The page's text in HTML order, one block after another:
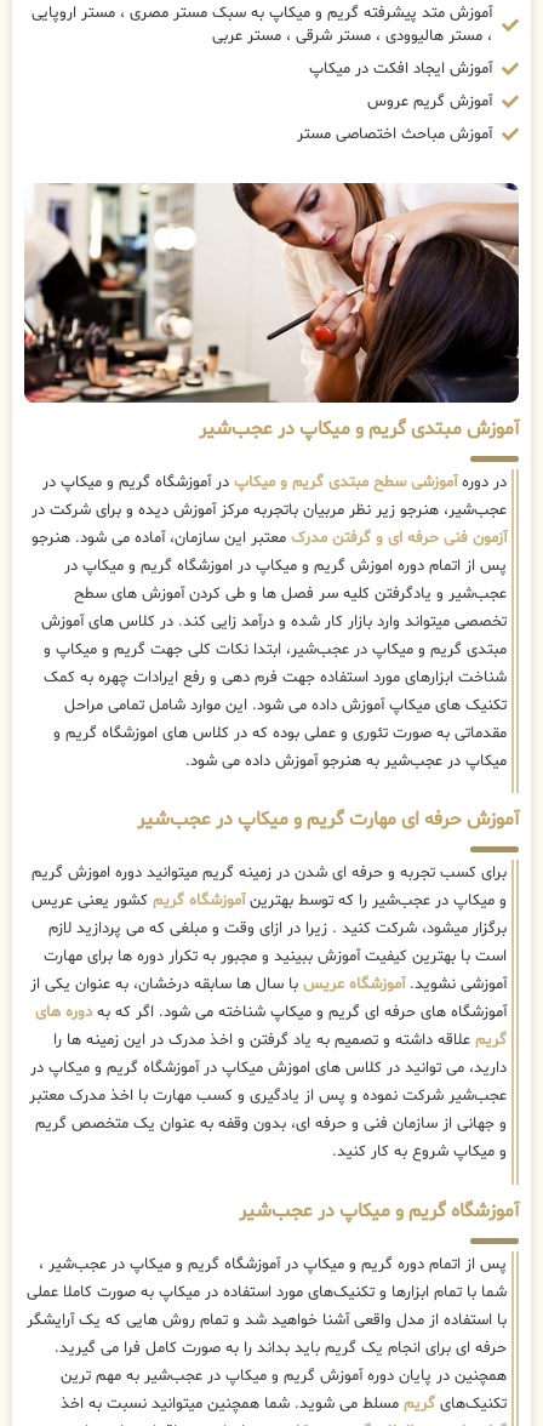
آموزش متد پیشرفته گریم و میکاپ به سبک مستر مصری ، مستر اروپایی
، مستر هالیوودی ، مستر شرقی ، مستر عربی
آموزش ایجاد افکت در میکاپ
آموزش گریم عروس
آموزش مباحث اختصاصی مستر
آموزش مبتدی گریم و میکاپ در عجب‌شیر
در دورهآموزشی سطح مبتدی گریم و میکاپ در آموزشگاه گریم و میکاپ در
عجب‌شیر، هنرجو زیر نظر مربیان باتجربه مرکز آموزش دیده و برای شرکت در
آزمون فنی حرفه ای و گرفتن مدرک معتبر این سازمان، آماده می شود. هنرجو
پس از اتمام دوره اموزش گریم و میکاپ در اموزشگاه گریم و میکاپ در
عجب‌شیر و یادگرفتن کلیه سر فصل ها و طی کردن آموزش های سطح
تخصصی میتواند وارد بازار کار شده و درآمد زایی کند. در کلاس های آموزش
مبتدی گریم و میکاپ در عجب‌شیر، ابتدا نکات کلی جهت گریم و میکاپ و
شناخت ابزارهای مورد استفاده جهت فرم دهی و رفع ایرادات چهره به کمک
تکنیک های میکاپ آموزش داده می شود. این موارد شامل تمامی مراحل
مقدماتی به صورت تئوری و عملی بوده که در کلاس های اموزشگاه گریم و
میکاپ در عجب‌شیر به هنرجو آموزش داده می شود.
آموزش حرفه ای مهارت گریم و میکاپ در عجب‌شیر
برای کسب تجربه و حرفه ای شدن در زمینه گریم میتوانید دوره اموزش گریم
و میکاپ در عجب‌شیر را که توسط بهترینآموزشگاه گریم کشور یعنی عریس
برگزار میشود، شرکت کنید . زیرا در ازای وقت و مبلغی که می پردازید لازم
است با بهترین کیفیت آموزش ببینید و مجبور به تکرار دوره ها برای مهارت
آموزشی نشوید.آموزشگاه عریس با سال ها سابقه درخشان، به عنوان یکی از
آموزشگاه های حرفه ای گریم و میکاپ شناخته می شود. اگر که بهدوره های
گریم علاقه داشته و تصمیم به یاد گرفتن و اخذ مدرک در این زمینه ها را
دارید، می توانید در کلاس های اموزش میکاپ در آموزشگاه گریم و میکاپ در
عجب‌شیر شرکت نموده و پس از یادگیری و کسب مهارت با اخذ مدرک معتبر
و جهانی از سازمان فنی و حرفه ای، بدون وقفه به عنوان یک متخصص گریم
و میکاپ شروع به کار کنید.
آموزشگاه گریم و میکاپ در عجب‌شیر
پس از اتمام دوره گریم و میکاپ در آموزشگاه گریم و میکاپ در عجب‌شیر ،
شما با تمام ابزارها و تکنیک‌های مورد استفاده در میکاپ به صورت کاملا عملی
با استفاده از مدل واقعی آشنا خواهید شد و تمام روش هایی که یک آرایشگر
حرفه ای برای انجام یک گریم باید بداند را به صورت کامل فرا می گیرید.
همچنین در پایان دوره آموزش گریم و میکاپ در عجب‌شیر به مهم ترین
تکنیک‌های گریم مسلط می شوید. شما همچنین میتوانید نسبت به اخذ